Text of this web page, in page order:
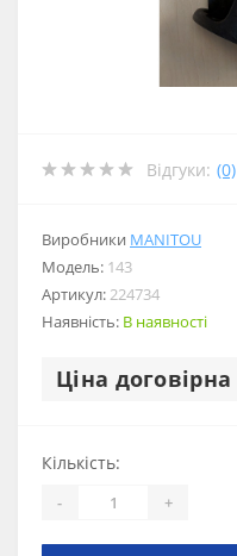
Відгуки: (0)
Виробники MANITOU
Модель: 143
Артикул:224734
Наявність: В наявності
Ціна договірна
Кількість:
- +